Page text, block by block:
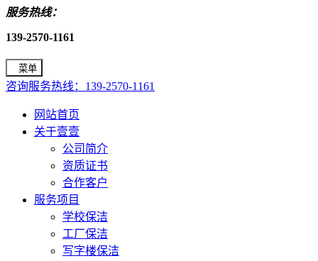
服务热线：
139-2570-1161
菜单
咨询服务热线：139-2570-1161
网站首页
关于壹壹
公司简介
资质证书
合作客户
服务项目
学校保洁
工厂保洁
写字楼保洁